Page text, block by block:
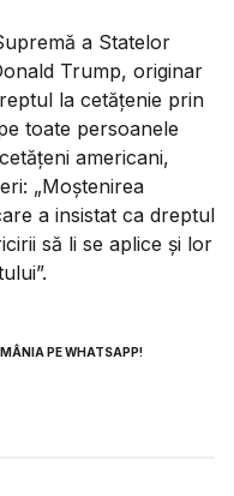
a Statelor
Trump, originar
la cetățenie prin
toate persoanele
americani,
„Moștenirea
a insistat ca dreptul
să li se aplice și lor
PE WHATSAPP!